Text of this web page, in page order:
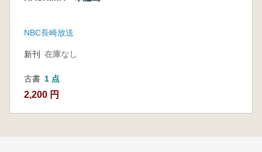
NBC長崎放送
新刊 在庫なし
古書 1 点
2,200 円